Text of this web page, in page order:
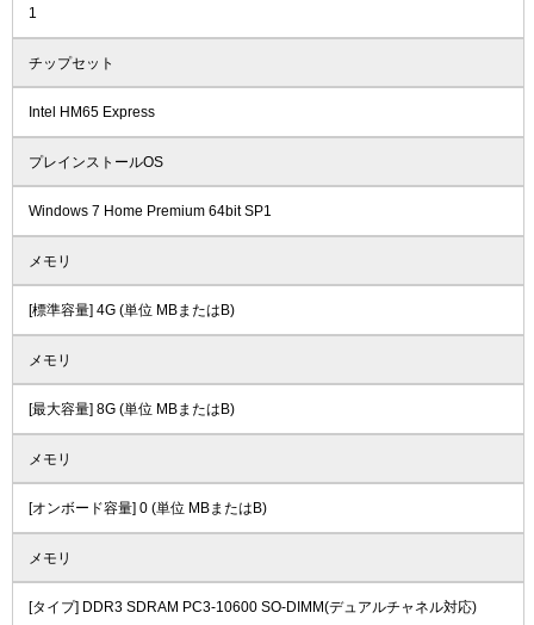
1
チップセット
Intel HM65 Express
プレインストールOS
Windows 7 Home Premium 64bit SP1
メモリ
[標準容量] 4G (単位 MBまたはB)
メモリ
[最大容量] 8G (単位 MBまたはB)
メモリ
[オンボード容量] 0 (単位 MBまたはB)
メモリ
[タイプ] DDR3 SDRAM PC3-10600 SO-DIMM(デュアルチャネル対応)